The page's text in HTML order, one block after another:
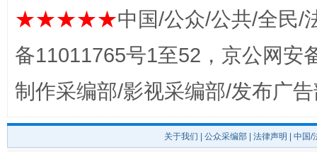
揭开“小金库”的免责幌子
★★★★★中国/公众/公共/全民/
备11011765号1至52，京公网安
制作采编部/影视采编部/发布广
关于我们 公众采编部 法律声明 | 中国